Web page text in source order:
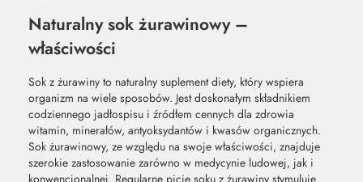
Naturalny sok żurawinowy –
właściwości
Sok z żurawiny to naturalny suplement diety, który wspiera
organizm na wiele sposobów. Jest doskonałym składnikiem
codziennego jadłospisu i źródłem cennych dla zdrowia
witamin, minerałów, antyoksydantów i kwasów organicznych.
Sok żurawinowy, ze względu na swoje właściwości, znajduje
szerokie zastosowanie zarówno w medycynie ludowej, jak i
konwencjonalnej. Regularne picie soku z żurawiny stymuluje